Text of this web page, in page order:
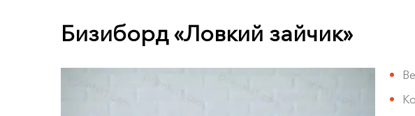
Бизиборд «Ловкий зайчик»